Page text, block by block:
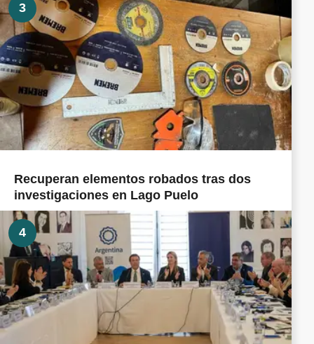
3
Recuperan elementos robados tras dos
investigaciones en Lago Puelo
4